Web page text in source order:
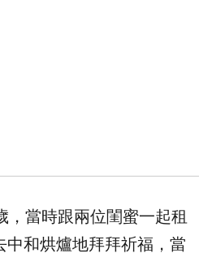
，當時跟兩位閨蜜一起租
中和烘爐地拜拜祈福，當